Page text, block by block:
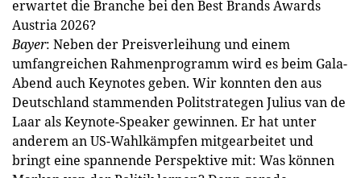
erwartet die Branche bei den Best Brands Awards
Austria 2026?
Bayer: Neben der Preisverleihung und einem
umfangreichen Rahmenprogramm wird es beim Gala-
Abend auch Keynotes geben. Wir konnten den aus
Deutschland stammenden Politstrategen Julius van de
Laar als Keynote-Speaker gewinnen. Er hat unter
anderem an US-Wahlkämpfen mitgearbeitet und
bringt eine spannende Perspektive mit: Was können